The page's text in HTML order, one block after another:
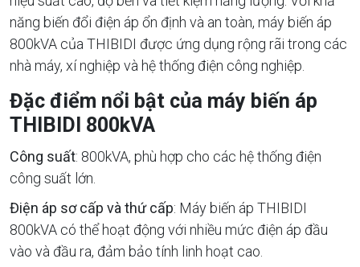
năng biến đổi điện áp ổn định và an toàn, máy biến áp
800kVA của THIBIDI được ứng dụng rộng rãi trong các
nhà máy, xí nghiệp và hệ thống điện công nghiệp.
Đặc điểm nổi bật của máy biến áp
THIBIDI 800kVA
Công suất: 800kVA, phù hợp cho các hệ thống điện
công suất lớn.
Điện áp sơ cấp và thứ cấp: Máy biến áp THIBIDI
800kVA có thể hoạt động với nhiều mức điện áp đầu
vào và đầu ra, đảm bảo tính linh hoạt cao.